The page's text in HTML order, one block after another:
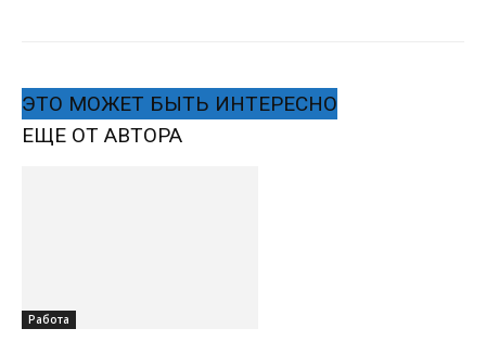
ЭТО МОЖЕТ БЫТЬ ИНТЕРЕСНО
ЕЩЕ ОТ АВТОРА
Работа